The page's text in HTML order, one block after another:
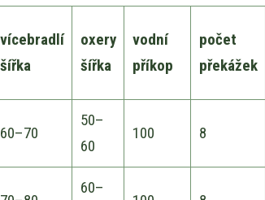
vícebradlí
šířka
oxery
šířka
vodní
příkop
počet
překážek
60–70
50–
60
100 8
60–